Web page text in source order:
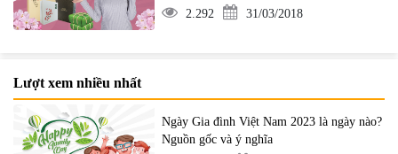
2.292
31/03/2018
Lượt xem nhiều nhất
Ngày Gia đình Việt Nam 2023 là ngày nào?
Nguồn gốc và ý nghĩa